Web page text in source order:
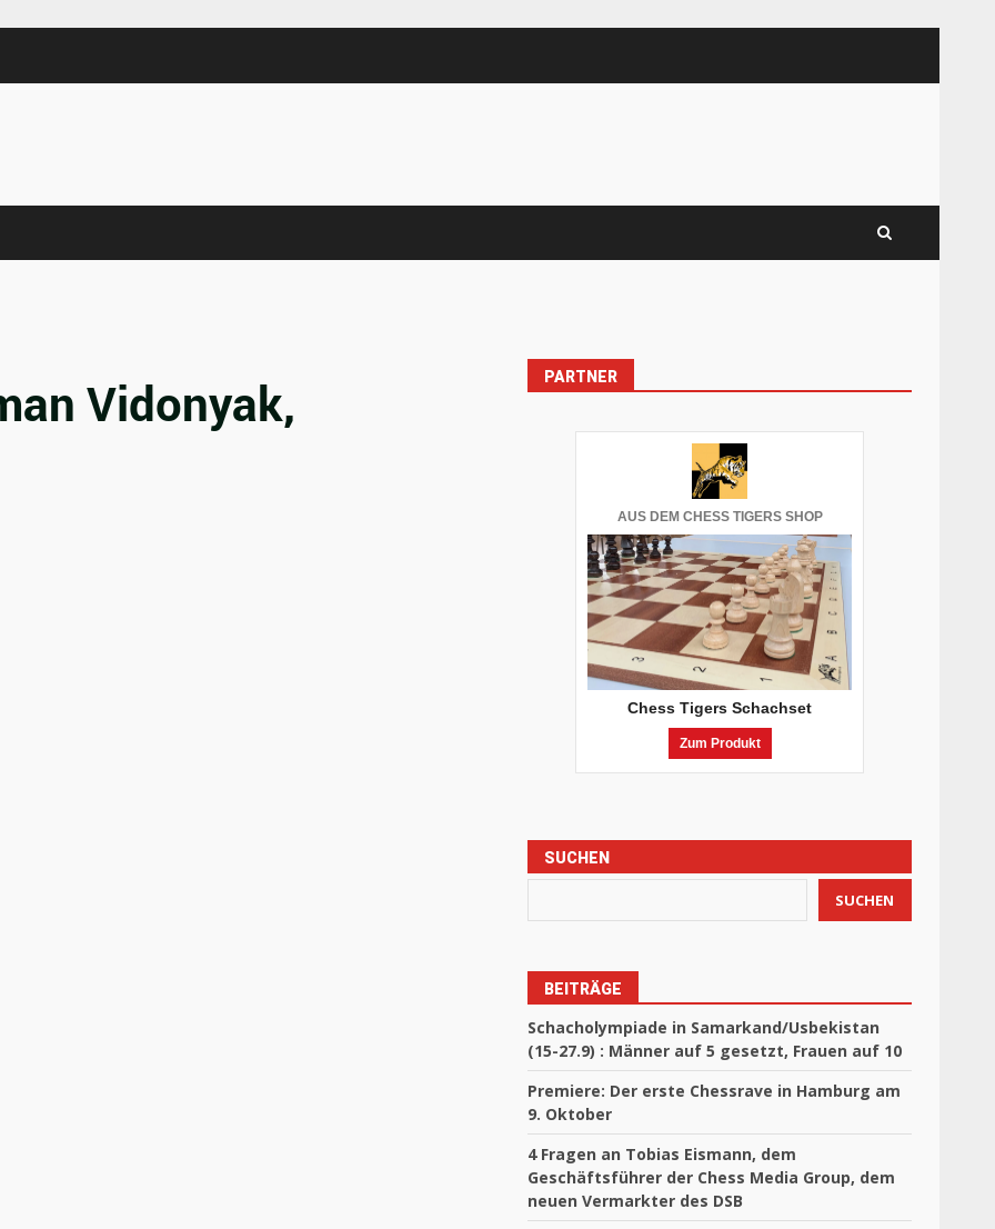
Vidonyak, PARTNER
AUS DEM CHESS TIGERS SHOP
Chess Tigers Schachset
Zum Produkt
SUCHEN
SUCHEN
BEITRÄGE
Schacholympiade in Samarkand/Usbekistan
(15-27.9) : Männer auf 5 gesetzt, Frauen auf 10
Premiere: Der erste Chessrave in Hamburg am
9. Oktober
4 Fragen an Tobias Eismann, dem
Geschäftsführer der Chess Media Group, dem
neuen Vermarkter des DSB